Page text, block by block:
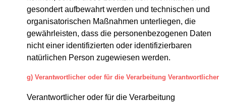
gesondert aufbewahrt werden und technischen und
organisatorischen Maßnahmen unterliegen, die
gewährleisten, dass die personenbezogenen Daten
nicht einer identifizierten oder identifizierbaren
natürlichen Person zugewiesen werden.
g) Verantwortlicher oder für die Verarbeitung Verantwortlicher
Verantwortlicher oder für die Verarbeitung